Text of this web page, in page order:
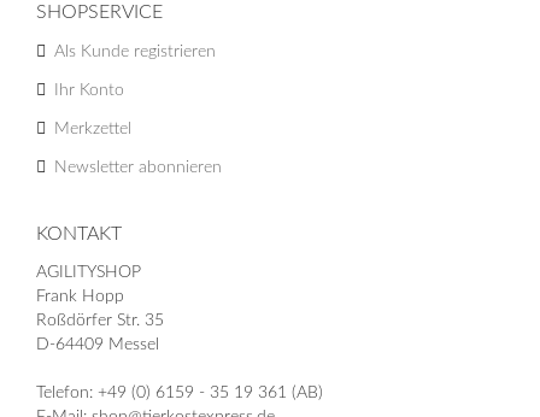
SHOPSERVICE
Als Kunde registrieren
Ihr Konto
Merkzettel
Newsletter abonnieren
KONTAKT
AGILITYSHOP
Frank Hopp
Roßdörfer Str. 35
D-64409 Messel
Telefon: +49 (0) 6159 - 35 19 361 (AB)